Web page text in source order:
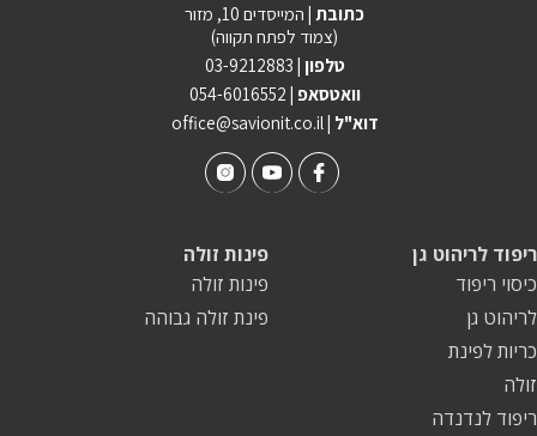
כתובת | המייסדים 10, מזור
(צמוד לפתח תקווה)
טלפון | 03-9212883
וואטסאפ | 054-6016552
office@savionit.co.il | דוא"ל
פינות זולה
פינות זולה
פינת זולה גבוהה
ריפוד לריהוט גן
כיסוי ריפוד
לריהוט גן
כריות לפינת
זולה
ריפוד לנדנדה